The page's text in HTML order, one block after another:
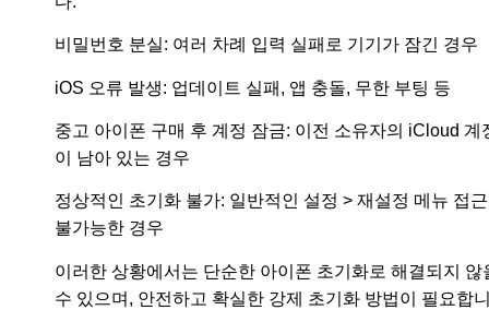
비밀번호 분실: 여러 차례 입력 실패로 기기가 잠긴 경우
iOS 오류 발생: 업데이트 실패, 앱 충돌, 무한 부팅 등
중고 아이폰 구매 후 계정 잠금: 이전 소유자의 iCloud 계
이 남아 있는 경우
정상적인 초기화 불가: 일반적인 설정 > 재설정 메뉴 접
불가능한 경우
이러한 상황에서는 단순한 아이폰 초기화로 해결되지 않
수 있으며, 안전하고 확실한 강제 초기화 방법이 필요합